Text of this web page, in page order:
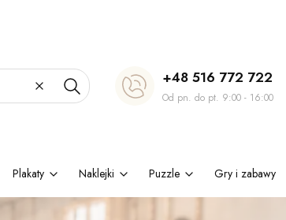
WyczyśćSzukaj
+48 516 772 722
Od pn. do pt. 9:00 - 16:00
Plakaty Naklejki Puzzle Gry i zabawy